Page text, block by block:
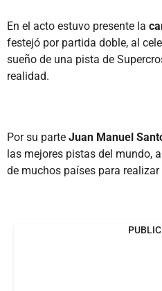
En el acto estuvo presente la
festejó por partida doble, al
sueño de una pista de
realidad.
Por su parte Juan Manuel
las mejores pistas del mundo,
de muchos países para